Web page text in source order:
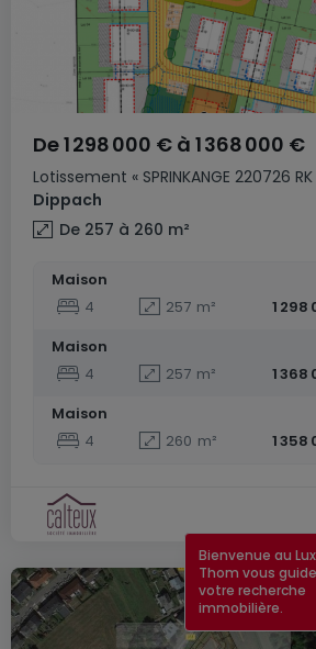
Lotissement « SPRINKANGE 220726 RK
Dippach
De1 298 000 € à 1 368 000 €
De 257 à 260 m²
Maison
4
257 m²
1 298
Maison
4
257 m²
1 368
Maison
4
260 m² 1 358
Bienvenue au
Thom vous
votre recherche
immobilière.